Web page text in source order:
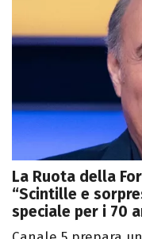
La Ruota della
“Scintille e
speciale per i 70